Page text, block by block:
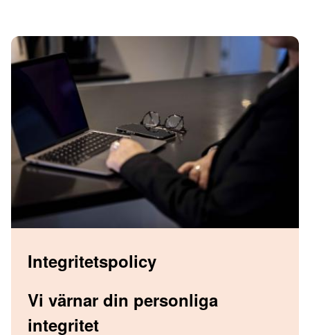
Integritetspolicy
Vi värnar din personliga
integritet